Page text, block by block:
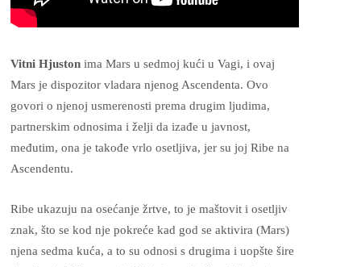
Vitni Hjuston ima Mars u sedmoj kući u Vagi, i ovaj
Mars je dispozitor vladara njenog Ascendenta. Ovo
govori o njenoj usmerenosti prema drugim ljudima,
partnerskim odnosima i želji da izađe u javnost,
međutim, ona je takođe vrlo osetljiva, jer su joj Ribe na
Ascendentu.
Ribe ukazuju na osećanje žrtve, to je maštovit i osetljiv
znak, što se kod nje pokreće kad god se aktivira (Mars)
njena sedma kuća, a to su odnosi s drugima i uopšte šire